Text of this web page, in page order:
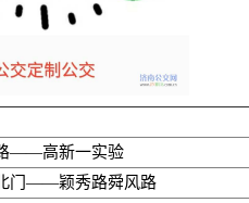
——高新一实验
门——颖秀路舜风路